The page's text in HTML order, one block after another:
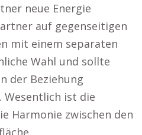
neue Energie
auf gegenseitigen
mit einem separaten
Wahl und sollte
der Beziehung
Wesentlich ist die
Harmonie zwischen den